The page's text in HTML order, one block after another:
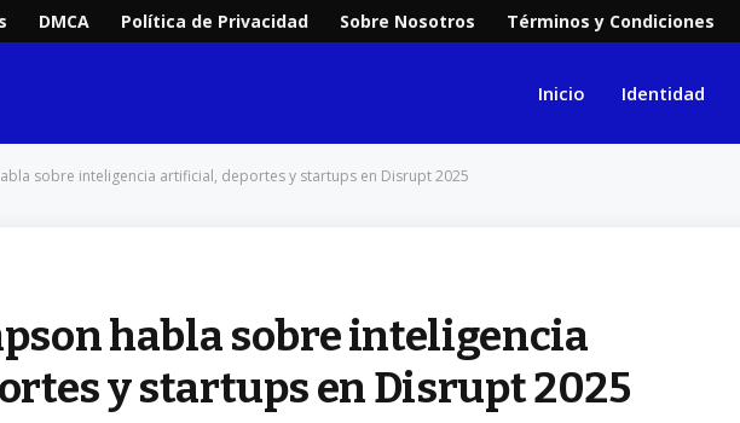
DMCA Política de Privacidad Sobre Nosotros Términos y Condiciones
Inicio Identidad
sobre inteligencia artificial, deportes y startups en Disrupt 2025
habla sobre inteligencia
y startups en Disrupt 2025